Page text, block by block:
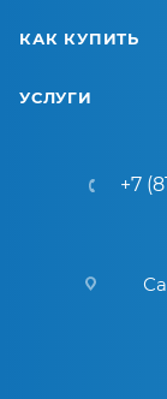
КАК КУПИТЬ
УСЛУГИ
+7